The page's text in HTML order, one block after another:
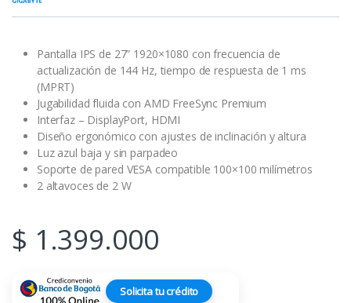
Pantalla IPS de 27” 1920×1080 con frecuencia de
actualización de 144 Hz, tiempo de respuesta de 1 ms
(MPRT)
Jugabilidad fluida con AMD FreeSync Premium
Interfaz – DisplayPort, HDMI
Diseño ergonómico con ajustes de inclinación y altura
Luz azul baja y sin parpadeo
Soporte de pared VESA compatible 100×100 milímetros
2 altavoces de 2 W
$ 1.399.000
Solicita tu crédito